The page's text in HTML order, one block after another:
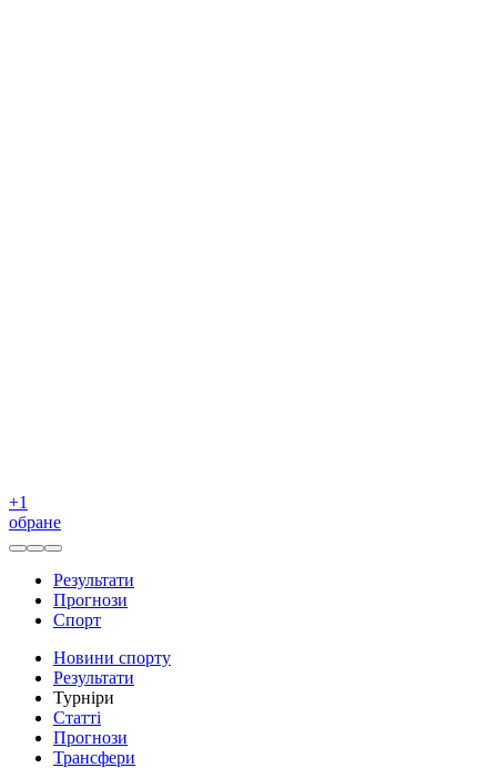
+1
обране
Результати
Прогнози
Спорт
Новини спорту
Результати
Турніри
Статті
Прогнози
Трансфери